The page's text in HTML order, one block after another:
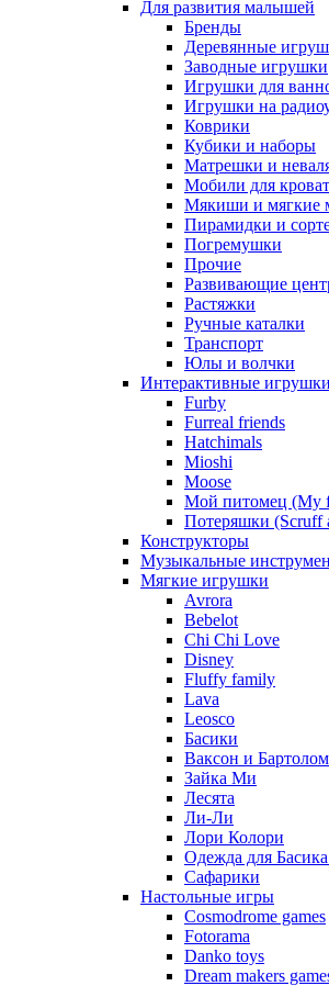
Для развития малышей
Бренды
Деревянные
Заводные игрушки
Игрушки для
Игрушки на
Коврики
Кубики и наборы
Матрешки и
Мобили для
Мякиши и мягкие
Пирамидки и
Погремушки
Прочие
Развивающие
Растяжки
Ручные каталки
Транспорт
Юлы и волчки
Интерактивные игрушки
Furby
Furreal friends
Hatchimals
Mioshi
Moose
Мой питомец (My
Потеряшки (Scruff
Конструкторы
Музыкальные
Мягкие игрушки
Avrora
Bebelot
Chi Chi Love
Disney
Fluffy family
Lava
Leosco
Басики
Ваксон и
Зайка Ми
Лесята
Ли-Ли
Лори Колори
Одежда для
Сафарики
Настольные игры
Cosmodrome games
Fotorama
Danko toys
Dream makers